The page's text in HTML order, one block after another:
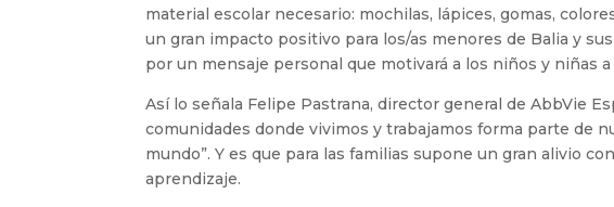
material escolar necesario: mochilas, lápices, gomas,
un gran impacto positivo para los/as menores de Balia y
por un mensaje personal que motivará a los niños y niñas
Así lo señala Felipe Pastrana, director general de AbbVie
comunidades donde vivimos y trabajamos forma parte de
mundo”. Y es que para las familias supone un gran alivio
aprendizaje.